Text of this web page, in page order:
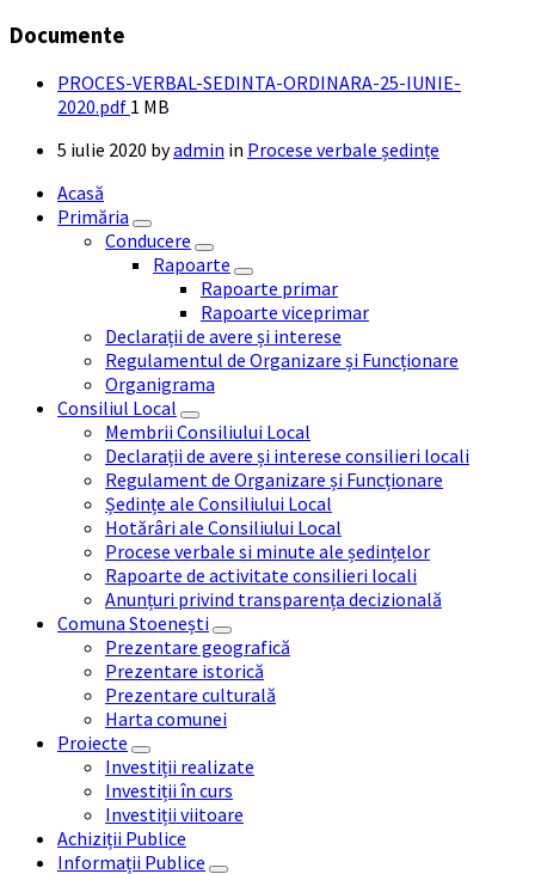
Documente
PROCES-VERBAL-SEDINTA-ORDINARA-25-IUNIE-
2020.pdf File
1 MB
5 iulie 2020 byadmin in Procese verbale ședințe
Acasă
Primăria
Conducere
Rapoarte
Rapoarte primar
Rapoarte viceprimar
Declarații de avere și interese
Regulamentul de Organizare și Funcționare
Organigrama
Consiliul Local
Membrii Consiliului Local
Declarații de avere și interese consilieri locali
Regulament de Organizare și Funcționare
Ședințe ale Consiliului Local
Hotărâri ale Consiliului Local
Procese verbale si minute ale ședințelor
Rapoarte de activitate consilieri locali
Anunțuri privind transparența decizională
Comuna Stoenești
Prezentare geografică
Prezentare istorică
Prezentare culturală
Harta comunei
Proiecte
Investiții realizate
Investiții în curs
Investiții viitoare
Achiziții Publice
Informații Publice